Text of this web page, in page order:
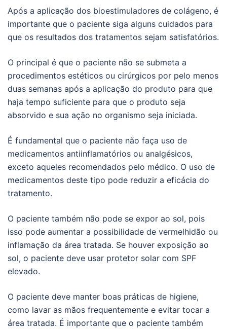
Após a aplicação dos bioestimuladores de colágeno, é
importante que o paciente siga alguns cuidados para
que os resultados dos tratamentos sejam satisfatórios.
O principal é que o paciente não se submeta a
procedimentos estéticos ou cirúrgicos por pelo menos
duas semanas após a aplicação do produto para que
haja tempo suficiente para que o produto seja
absorvido e sua ação no organismo seja iniciada.
É fundamental que o paciente não faça uso de
medicamentos antiinflamatórios ou analgésicos,
exceto aqueles recomendados pelo médico. O uso de
medicamentos deste tipo pode reduzir a eficácia do
tratamento.
O paciente também não pode se expor ao sol, pois
isso pode aumentar a possibilidade de vermelhidão ou
inflamação da área tratada. Se houver exposição ao
sol, o paciente deve usar protetor solar com SPF
elevado.
O paciente deve manter boas práticas de higiene,
como lavar as mãos frequentemente e evitar tocar a
área tratada. É importante que o paciente também